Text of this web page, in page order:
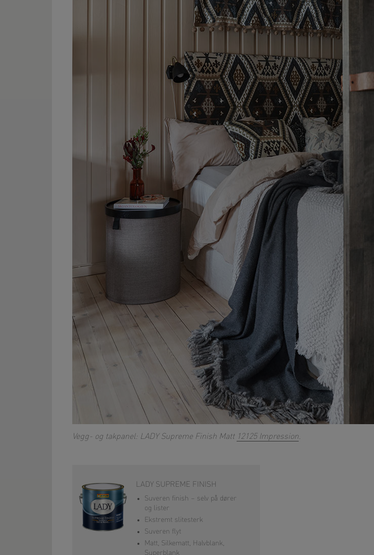
Vegg- og takpanel: LADY Supreme Finish Matt 12125 Impression.
LADY SUPREME FINISH
Suveren finish – selv på dører
og lister
Ekstremt slitesterk
Suveren flyt
Matt, Silkematt, Halvblank,
Superblank